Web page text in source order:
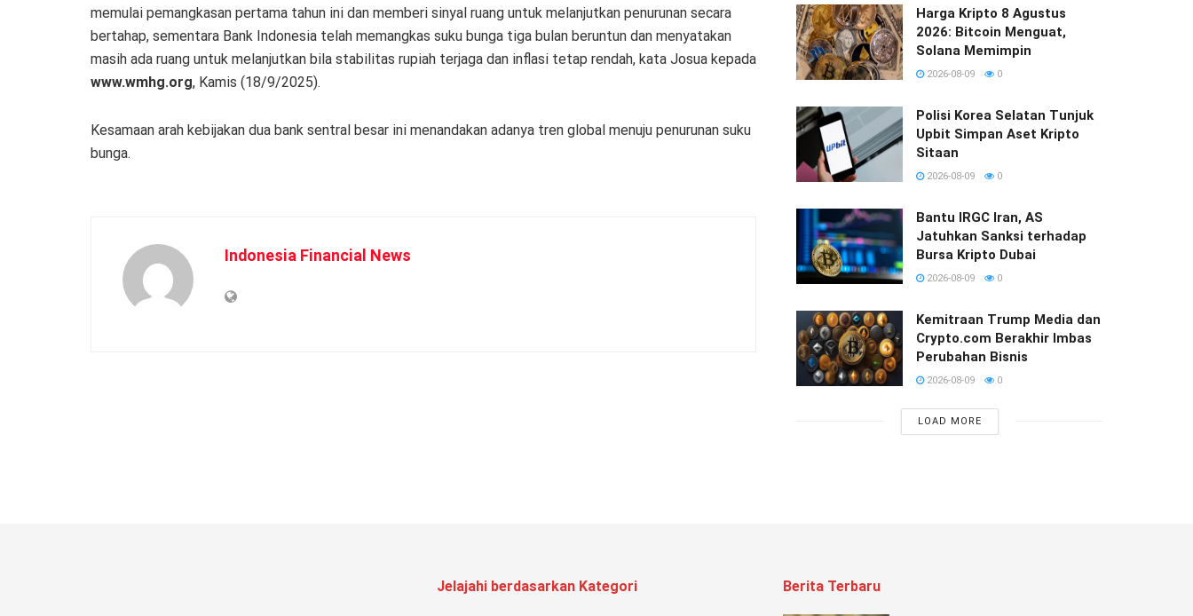
memulai pemangkasan pertama tahun ini dan memberi sinyal ruang untuk melanjutkan penurunan secara
bertahap, sementara Bank Indonesia telah memangkas suku bunga tiga bulan beruntun dan menyatakan
masih ada ruang untuk melanjutkan bila stabilitas rupiah terjaga dan inflasi tetap rendah, kata Josua kepada
www.wmhg.org, Kamis (18/9/2025).
Kesamaan arah kebijakan dua bank sentral besar ini menandakan adanya tren global menuju penurunan suku
bunga.
Indonesia Financial News
Harga Kripto 8 Agustus
2026: Bitcoin Menguat,
Solana Memimpin
2026-08-09 0
Polisi Korea Selatan Tunjuk
Upbit Simpan Aset Kripto
Sitaan
2026-08-09 0
Bantu IRGC Iran, AS
Jatuhkan Sanksi terhadap
Bursa Kripto Dubai
2026-08-09 0
Kemitraan Trump Media dan
Crypto.com Berakhir Imbas
Perubahan Bisnis
2026-08-09 0
LOAD MORE
Jelajahi berdasarkan Kategori Berita Terbaru